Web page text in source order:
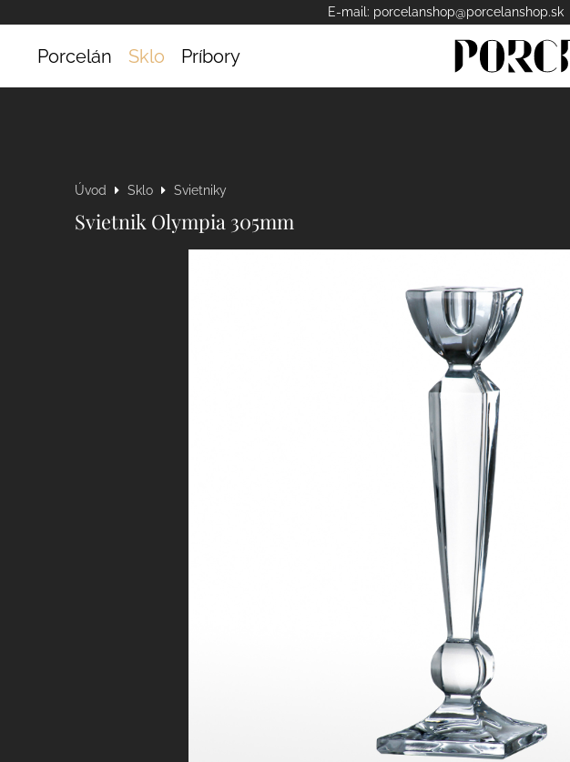
E-mail: porcelanshop@porcelanshop.sk
Porcelán Sklo Príbory
Úvod Sklo Svietniky
Svietnik Olympia 305mm